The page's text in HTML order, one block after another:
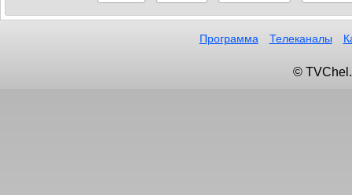
Программа Телеканалы
©